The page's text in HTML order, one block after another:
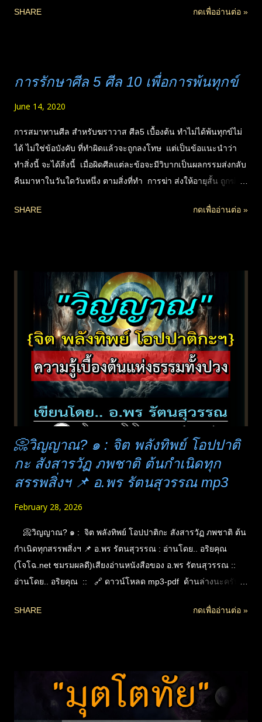
ราชสังวรญาณ (หลวงพ่อพุธ ฐานิโย) พระกรรมฐานผู้แตกฉานใน
แนวปฏิบัติของหลวงปู่เสาร์-หลวงปู่มั่น พระอาจารย์ใหญ่ฝ่าย
สร้างพลังแห่งจิตด้วยสัมมาสมาธิ ที่จะเป็นฐานมั่นคงต่อความเจริญ
ทางโลกและความรู้แจ้งในธรรมได้จริงต่อไป ศานาพุทธสำคัญที่สุด
คือการปฏิบัติ ไม่ใช่แค่ท่องพุทธวจนได้แม่นยำ หรือจดจำพระ
ไตรปิฎกได้ทุกตัวอักษร แต่ศึกษาคัมภีร์จนรู้หลักเพื่อเป็นแผนที่ใน
เบื้องต้นแล้ว ก็ต้องปฏิบัติให้ถึงระดับหนึ่งก่อนด้วย ที่ไม่ใช่แค่ทำจิต
SHARE กดเพื่ออ่านต่อ »
การรักษาศีล 5 ศีล 10 เพื่อการพ้นทุกข์
June 14, 2020
การสมาทานศีล สำหรับฆราวาส ศีล5 เบื้องต้น ทำไม่ได้พ้นทุกข์ไม่
ได้ ไม่ใช่ข้อบังคับ ที่ทำผิดแล้วจะถูกลงโทษ แต่เป็นข้อแนะนำว่า
ทำสิ่งนี้ จะได้สิ่งนี้ เมื่อผิดศีลแต่ละข้อจะมีวิบากเป็นผลกรรมส่งกลับ
คืนมาหาในวันใดวันหนึ่ง ตามสิ่งที่ทำ การฆ่า ส่งให้อายุสั้น ถูกฆ่า
การละเมิดศีลทุกข้อ เพราะทำลายสติ (ซึ่งสำคัญมากสำหรับการ
กลับตัวกลับใจได้ ทำความดีไถ่โทษ สำนึกบาป แล้วหันมาปฏิบัติ
ธรรมจริงจัง ยังพ้นนรกได้ในชาติเดียวกันนั้น อย่างเช่น พระองคุลี
มาล แต่กินเหล้าจะทำให้จิตเป็นอกุศล กิเลสต่าง ๆ จะครอบงำได้
ทันที และฝังลึก ยากจะถอน และต้องไปทุคติเพียงอย่างเดียว หากมี
บุญด้านอื่น ได้เกิดเป็นมนุษย์ ก็จะเกิดมาสมองพิการ ปัญญาอ่อน
หรือโง่ เข้าใจอะไรยาก ลองคิดดูว่า .. มันอันตรายและมีภัยเวร
SHARE กดเพื่ออ่านต่อ »
📀วิญญาณ? ๑ : จิต พลังทิพย์ โอปปาติ
กะ สังสารวัฏ ภพชาติ ต้นกำเนิดทุก
สรรพสิ่งฯ 📌 อ.พร รัตนสุวรรณ mp3
February 28, 2026
📀วิญญาณ? ๑ : จิต พลังทิพย์ โอปปาติกะ สังสารวัฏ ภพชาติ ต้น
กำเนิดทุกสรรพสิ่งฯ 📌 อ.พร รัตนสุวรรณ : อ่านโดย.. อริยคุณ
(โจโฉ.net ชมรมผลดี)เสียงอ่านหนังสือของ อ.พร รัตนสุวรรณ ::
อ่านโดย.. อริยคุณ :: 🔗 ดาวน์โหลด mp3-pdf ด้านล่างนะครับ
จิต โอปปาติกะ สังสารวัฏ ภพชาติ กฏแห่งกรรม ชีวิตและต้นกำเนิด
เข้าใจเรื่อง “วิญญาณ” อย่างครบถ้วน จนเห็นถึงพลังงานนามธรรม
ที่แฝงอยู่ในทุกสรรพสิ่ง ที่จะนำไปสู่ความเข้าใจอริยสัจ ปฏิจสมุ
ปบาท ทำให้ตีความพระไตรปิฎกได้ตรงทางและเข้าใจในความ
SHARE กดเพื่ออ่านต่อ »